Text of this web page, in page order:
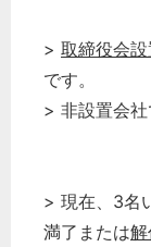
> 取締役会
です。
> 非設置会社
> 現在、3名
満了または